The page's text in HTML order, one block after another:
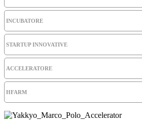
INCUBATORE
STARTUP INNOVATIVE
ACCELERATORE
HFARM